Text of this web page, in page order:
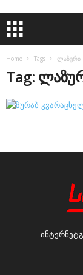
Home Tags ლაზური
Tag: